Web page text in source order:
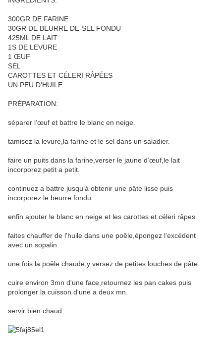
300GR DE FARINE
30GR DE BEURRE DE-SEL FONDU
425ML DE LAIT
1S DE LEVURE
1 ŒUF
SEL
CAROTTES ET CÉLERI RÂPÉES
UN PEU D'HUILE.
PRÉPARATION:
séparer l’œuf et battre le blanc en neige.
tamisez la levure,la farine et le sel dans un saladier.
faire un puits dans la farine,verser le jaune d’œuf,le lait
incorporez petit a petit.
continuez a battre jusqu’à obtenir une pâte lisse puis
incorporez le beurre fondu.
enfin ajouter le blanc en neige et les carottes et céleri râpes.
faites chauffer de l'huile dans une poêle,épongez l’excédent
avec un sopalin.
une fois la poêle chaude,y versez de petites louches de pâte.
cuire environ 3mn d'une face,retournez les pan cakes puis
prolonger la cuisson d'une a deux mn.
servir bien chaud.